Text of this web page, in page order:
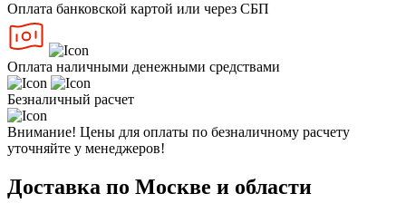
Оплата банковской картой или через СБП
Оплата наличными денежными средствами
Безналичный расчет
Внимание! Цены для оплаты по безналичному расчету
уточняйте у менеджеров!
Доставка по Москве и области